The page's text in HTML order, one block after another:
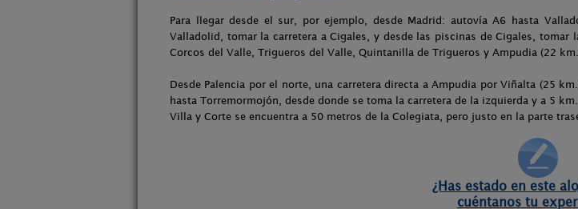
Para llegar desde el sur, por ejemplo, desde Madrid: autovía A6 hasta
Valladolid, tomar la carretera a Cigales, y desde las piscinas de Cigales,
Corcos del Valle, Trigueros del Valle, Quintanilla de Trigueros y Ampudia (22
Desde Palencia por el norte, una carretera directa a Ampudia por Viñalta (25
hasta Torremormojón, desde donde se toma la carretera de la izquierda y a 5
Villa y Corte se encuentra a 50 metros de la Colegiata, pero justo en la parte
¿Has estado en este
cuéntanos tu